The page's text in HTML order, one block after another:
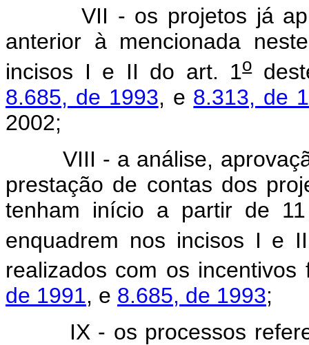
VII - os projetos já
anterior à mencionada
incisos I e II do art. 1o
8.685, de 1993, e 8.313, de
2002;
VIII - a análise,
prestação de contas dos
tenham início a partir de
enquadrem nos incisos I e
realizados com os
de 1991, e 8.685, de 1993;
IX - os processos